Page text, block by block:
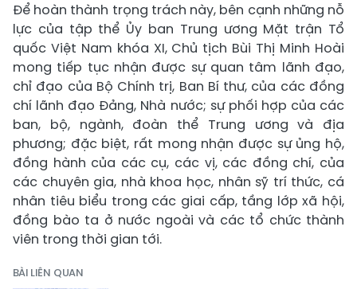
Để hoàn thành trọng trách này, bên cạnh những nỗ
lực của tập thể Ủy ban Trung ương Mặt trận Tổ
quốc Việt Nam khóa XI, Chủ tịch Bùi Thị Minh Hoài
mong tiếp tục nhận được sự quan tâm lãnh đạo,
chỉ đạo của Bộ Chính trị, Ban Bí thư, của các đồng
chí lãnh đạo Đảng, Nhà nước; sự phối hợp của các
ban, bộ, ngành, đoàn thể Trung ương và địa
phương; đặc biệt, rất mong nhận được sự ủng hộ,
đồng hành của các cụ, các vị, các đồng chí, của
các chuyên gia, nhà khoa học, nhân sỹ trí thức, cá
nhân tiêu biểu trong các giai cấp, tầng lớp xã hội,
đồng bào ta ở nước ngoài và các tổ chức thành
viên trong thời gian tới.
BÀI LIÊN QUAN